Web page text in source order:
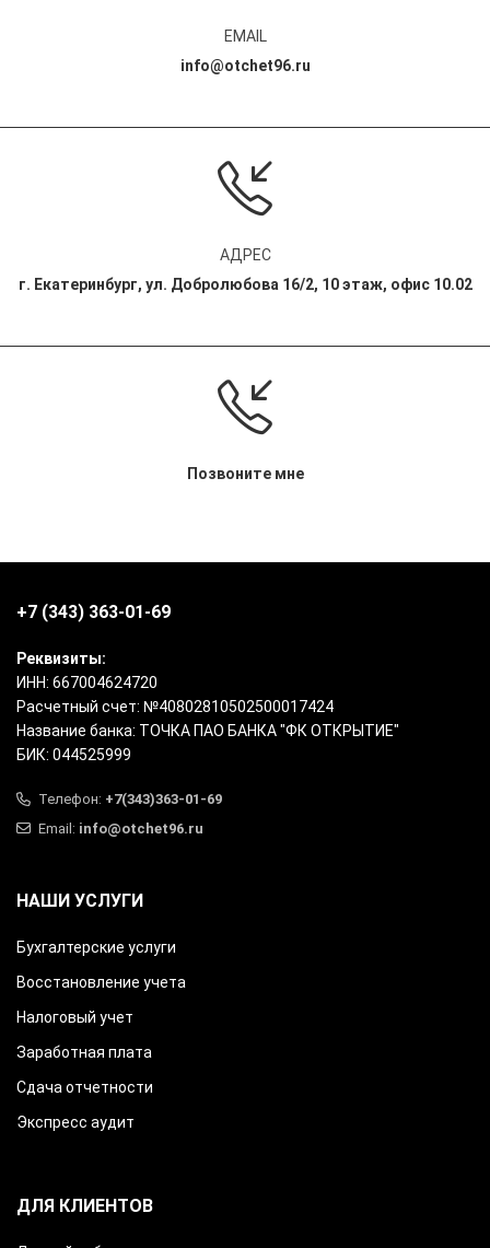
EMAIL
info@otchet96.ru
АДРЕС
г. Екатеринбург, ул. Добролюбова 16/2, 10 этаж, офис 10.02
Позвоните мне
+7 (343) 363-01-69
Реквизиты:
ИНН: 667004624720
Расчетный счет: №40802810502500017424
Название банка: ТОЧКА ПАО БАНКА "ФК ОТКРЫТИЕ"
БИК: 044525999
Телефон: +7(343)363-01-69
Email: info@otchet96.ru
НАШИ УСЛУГИ
Бухгалтерские услуги
Восстановление учета
Налоговый учет
Заработная плата
Сдача отчетности
Экспресс аудит
ДЛЯ КЛИЕНТОВ